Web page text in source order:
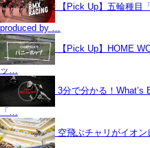
【Pick Up】五輪種目
produced by …
【Pick Up】HOME
ッ…
3分で分かる！What’s
「…
空飛ぶチャリがイオ